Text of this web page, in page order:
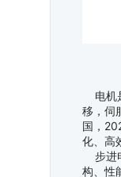
电机
移，伺
国，
化、高
步进
构、性